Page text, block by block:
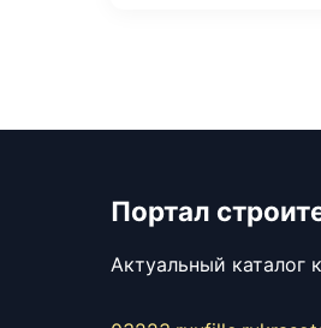
Портал
Актуальный каталог